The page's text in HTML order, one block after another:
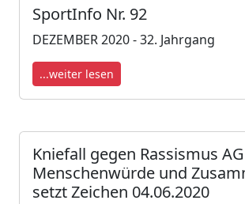
SportInfo Nr. 92
DEZEMBER 2020 - 32. Jahrgang
...weiter lesen
Kniefall gegen Rassismus
Menschenwürde und
setzt Zeichen 04.06.2020